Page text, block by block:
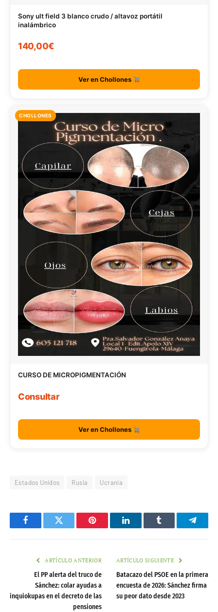
Sony ult field 3 blanco crudo / altavoz portátil
inalámbrico
140,00€
Ver en Chollones
CHOLLONES
CURSO DE MICROPIGMENTACIÓN
Consultar
Ver en Chollones
Estados Unidos Rusia Ucrania
FacebookTwitter Pinterest LinkedInTumblr
ARTÍCULO ANTERIOR
El PP alerta del truco de
Sánchez: colar ayudas a
inquiokupas en el decreto de las
pensiones
ARTÍCULO SIGUIENTE
Batacazo del PSOE en la primera
encuesta de 2026: Sánchez firma
su peor dato desde 2023